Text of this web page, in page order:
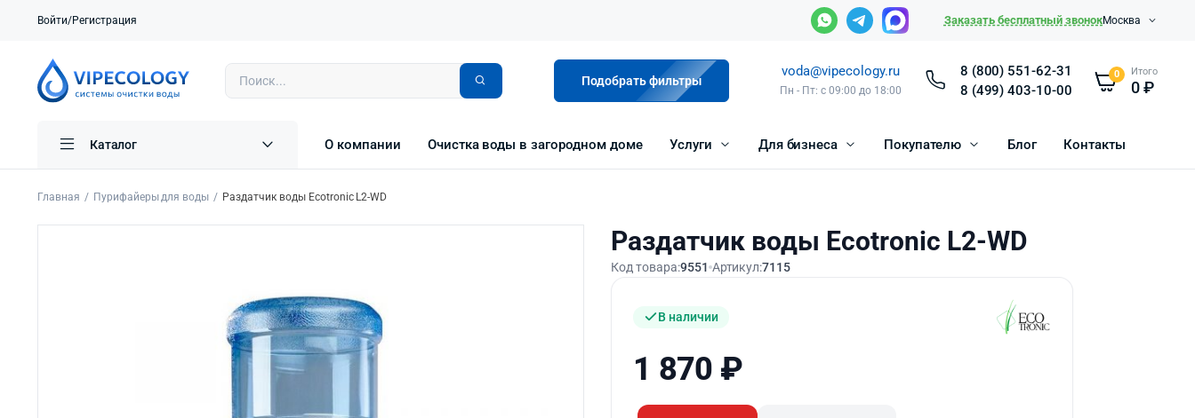
Войти/Регистрация Заказать бесплатный звонокМосква
Подобрать фильтры
voda@vipecology.ru
Пн - Пт: с 09:00 до 18:00
8 (800) 551-62-31
8 (499) 403-10-00
0 Итого
0₽
Каталог О компании Очистка воды в загородном доме Услуги Для бизнеса Покупателю Блог Контакты
Главная Пурифайеры для воды Раздатчик воды Ecotronic L2-WD
Раздатчик воды Ecotronic L2-WD
Код товара:9551 Артикул:7115
В наличии
1 870 ₽